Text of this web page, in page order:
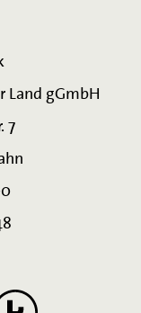
Land gGmbH
7